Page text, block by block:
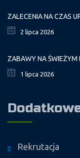
ZALECENIA NA CZAS
2 lipca 2026
ZABAWY NA ŚWIEŻYM
1 lipca 2026
Rekrutacja